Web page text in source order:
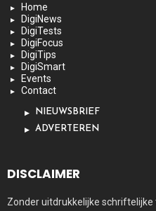
Home
DigiNews
DigiTests
DigiFocus
DigiTips
DigiSmart
Events
Contact
NIEUWSBRIEF
ADVERTEREN
DISCLAIMER
Zonder uitdrukkelijke